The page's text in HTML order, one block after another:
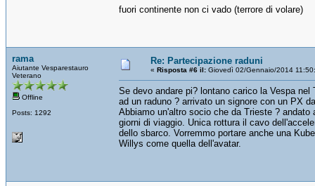
fuori continente non ci vado (terrore di volare)
rama
Aiutante Vesparestauro
Veterano
Offline
Posts: 1292
Re: Partecipazione raduni
« Risposta #6 il: Giovedì 02/Gennaio/2014
Se devo andare pi? lontano carico la Vespa
ad un raduno ? arrivato un signore con un PX
Abbiamo un'altro socio che da Trieste ?
giorni di viaggio. Unica rottura il cavo
dello sbarco. Vorremmo portare anche una
Willys come quella dell'avatar.